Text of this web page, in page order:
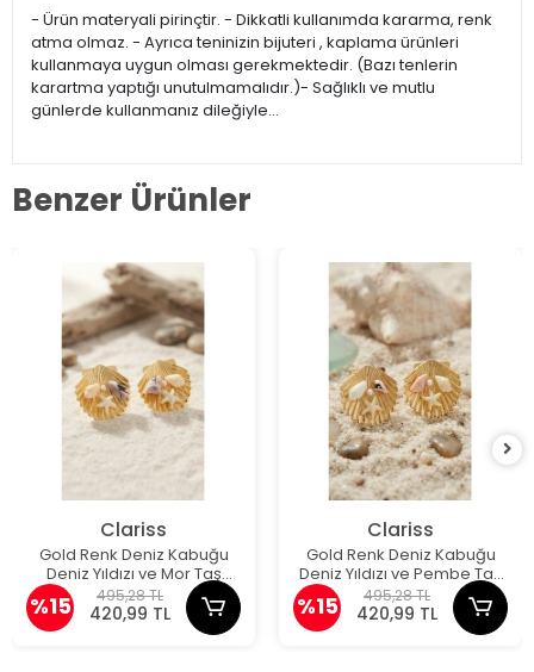
- Ürün materyali pirinçtir. - Dikkatli kullanımda kararma, renk
atma olmaz. - Ayrıca teninizin bijuteri , kaplama ürünleri
kullanmaya uygun olması gerekmektedir. (Bazı tenlerin
karartma yaptığı unutulmamalıdır.)- Sağlıklı ve mutlu
günlerde kullanmanız dileğiyle…
Benzer Ürünler
Clariss
Gold Renk Deniz Kabuğu
Deniz Yıldızı ve Mor Taş
Detaylı Küpe
%15 495,28 TL
420,99 TL
Clariss
Gold Renk Deniz Kabuğu
Deniz Yıldızı ve Pembe Taş
Detaylı Küpe
%15 495,28 TL
420,99 TL